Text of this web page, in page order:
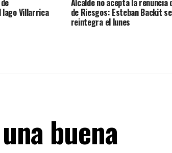
lago Villarrica
Alcalde no acepta la renuncia
de Riesgos: Esteban Backit se
reintegra el lunes
buena